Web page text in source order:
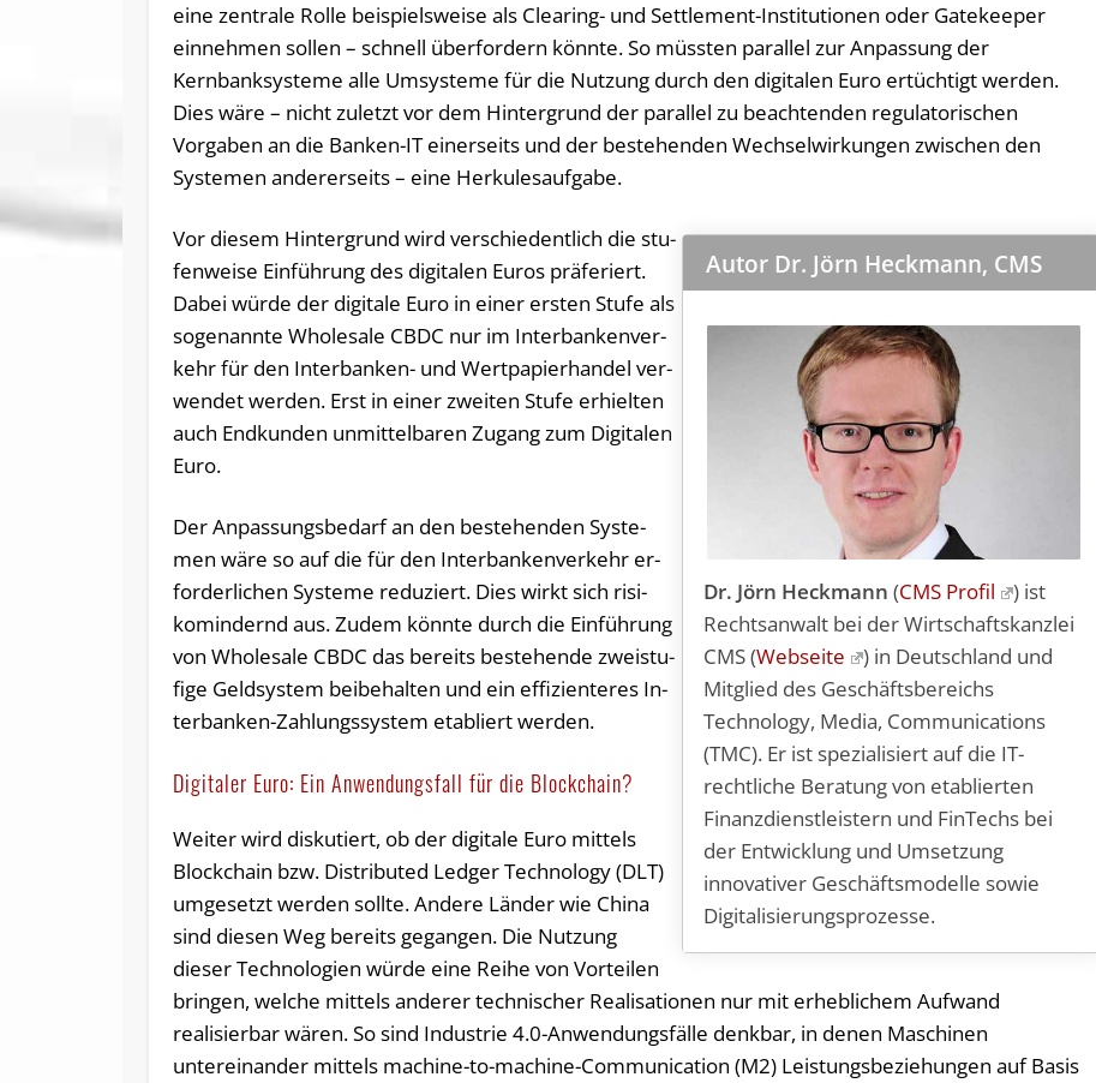
eine zentrale Rolle beispielsweise als Clearing- und Settlement-Institutionen oder Gatekeeper
einnehmen sollen – schnell überfordern könnte. So müssten parallel zur Anpassung der
Kernbanksysteme alle Umsysteme für die Nutzung durch den digitalen Euro ertüchtigt werden.
Dies wäre – nicht zuletzt vor dem Hintergrund der parallel zu beachtenden regulatorischen
Vorgaben an die Banken-IT einerseits und der bestehenden Wechselwirkungen zwischen den
Systemen andererseits – eine Herkulesaufgabe.
Autor Dr. Jörn Heckmann, CMS
Dr. Jörn Heckmann(CMS Profil
) ist
Rechtsanwalt bei der Wirtschaftskanzlei
CMS (Webseite
) in Deutschland und
Mitglied des Geschäftsbereichs
Technology, Media, Communications
(TMC). Er ist spezialisiert auf die IT-
rechtliche Beratung von etablierten
Finanzdienstleistern und FinTechs bei
der Entwicklung und Umsetzung
innovativer Geschäftsmodelle sowie
Digitalisierungsprozesse.
Vor die­sem Hin­ter­grund wird ver­schie­dent­lich die stu­
fen­wei­se Ein­füh­rung des di­gi­ta­len Eu­ros prä­fe­riert.
Da­bei wür­de der di­gi­ta­le Eu­ro in ei­ner ers­ten Stu­fe als
so­ge­nann­te Who­le­sa­le CB­DC nur im In­ter­ban­ken­ver­
kehr für den In­ter­ban­ken- und Wert­pa­pier­han­del ver­
wen­det wer­den. Erst in ei­ner zwei­ten Stu­fe er­hiel­ten
auch End­kun­den un­mit­tel­ba­ren Zu­gang zum Di­gi­ta­len
Euro.
Der An­pas­sungs­be­darf an den be­ste­hen­den Sys­te­
men wä­re so auf die für den In­ter­ban­ken­ver­kehr er­
for­der­li­chen Sys­te­me re­du­ziert. Dies wirkt sich ri­si­
kom­in­dernd aus. Zu­dem könn­te durch die Ein­füh­rung
von Who­le­sa­le CB­DC das be­reits be­ste­hen­de zwei­stu­
fi­ge Geld­sys­tem bei­be­hal­ten und ein ef­fi­zi­en­te­res In­
ter­ban­ken-Zah­lungs­sys­tem eta­bliert werden.
Digitaler Euro: Ein Anwendungsfall für die Blockchain?
Weiter wird diskutiert, ob der digitale Euro mittels
Blockchain bzw. Distributed Ledger Technology (DLT)
umgesetzt werden sollte. Andere Länder wie China
sind diesen Weg bereits gegangen. Die Nutzung
dieser Technologien würde eine Reihe von Vorteilen
bringen, welche mittels anderer technischer Realisationen nur mit erheblichem Aufwand
realisierbar wären. So sind Industrie 4.0-Anwendungsfälle denkbar, in denen Maschinen
untereinander mittels machine-to-machine-Communication (M2) Leistungsbeziehungen auf Basis